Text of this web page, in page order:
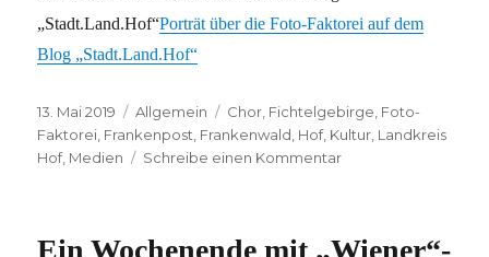
„Stadt.Land.Hof“Porträt über die Foto-Faktorei auf dem
Blog „Stadt.Land.Hof“
Veröffentlicht
am
13. Mai 2019 Kategorien
Allgemein Schlagwörter
Chor Fichtelgebirge Foto-
Faktorei Frankenpost Frankenwald Hof, Kultur Landkreis
Hof, Medien Schreibe einen Kommentarzu
ganz
Ein Wochenende mit „Wiener“-